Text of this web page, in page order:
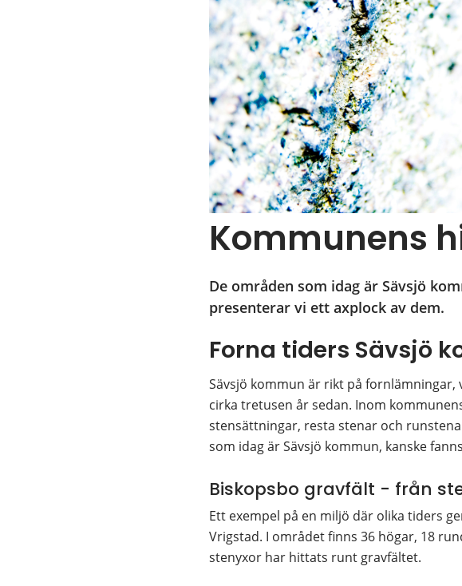
Kommunens
De områden som idag är Sävsjö
presenterar vi ett axplock av dem.
Forna tiders Sävsjö
Sävsjö kommun är rikt på
cirka tretusen år sedan. Inom
stensättningar, resta stenar och
som idag är Sävsjö kommun, kanske
Biskopsbo gravfält - från
Ett exempel på en miljö där olika tiders
Vrigstad. I området finns 36 högar, 18
stenyxor har hittats runt gravfältet.